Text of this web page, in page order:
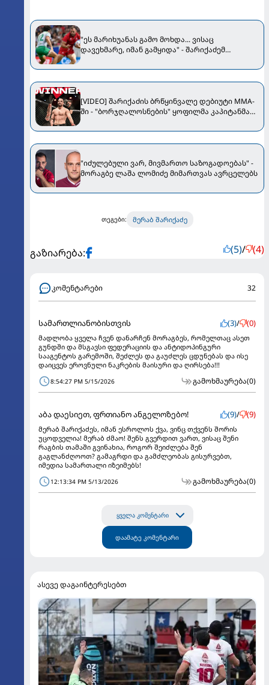
"ეს მარიხუანას გამო მოხდა... ვისაც
დავეხმარე, იმან გამყიდა" - შარიქაძემ
ისაუბრა
[VIDEO] შარიქაძის ბრწყინვალე დებიუტი MMA-
ში - "ბორჯღალოსნების" ყოფილმა კაპიტანმა
"იძულებული ვარ, მივმართო საზოგადოებას" -
მორაგბე ლაშა ლომიძე მიმართვას ავრცელებს
თეგები: მერაბ შარიქაძე
გაზიარება: (5)/ (4)
კომენტარები 32
სამართლიანობისთვის (3)/ (0)
მადლობა ყველა ჩვენ დანარჩენ მორაგბეს, რომელთაც ასეთ
გუნდში და მსგავსი ფედერაციის და ანტიდოპინგური
სააგენტოს გარემოში, შეძლეს და გაუძლეს ცდუნებას და ისე
დაიცვეს ეროვნული ნაკრების მაისური და ღირსება!!!
8:54:27 PM 5/15/2026 გამოხმაურება(0)
აბა დაესიეთ, ფრთიანო ანგელოზებო! (9)/ (9)
მერაბ შარიქაძეს, იმან ესროლოს ქვა, ვინც თქვენს შორის
უცოდველია! მერაბ ძმაო! შენს გვერდით ვართ, ვისაც შენი
რაგბის თამაში გვინახია, როგორ შეიძლება შენ
გაგლანძღოოთ? გამაგრდი და გამძლეობას გისურვებთ,
იმედია სამართალი იზეიმებს!
12:13:34 PM 5/13/2026 გამოხმაურება(0)
ყველა კომენტარი
დაამატე კომენტარი
ასევე დაგაინტერესებთ